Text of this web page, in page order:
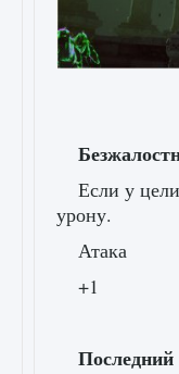
Если у
урону.
Атака
+1
Последний